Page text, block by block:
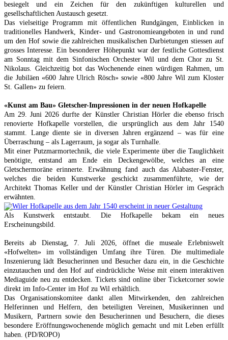
besiegelt und ein Zeichen für den zukünftigen kulturellen und
gesellschaftlichen Austausch gesetzt.
Das vielseitige Programm mit öffentlichen Rundgängen, Einblicken in
traditionelles Handwerk, Kinder- und Gastronomieangeboten in und rund
um den Hof sowie die zahlreichen musikalischen Darbietungen stiessen auf
grosses Interesse. Ein besonderer Höhepunkt war der festliche Gottesdienst
am Sonntag mit dem Sinfonischen Orchester Wil und dem Chor zu St.
Nikolaus. Gleichzeitig bot das Wochenende einen würdigen Rahmen, um
die Jubiläen «600 Jahre Ulrich Rösch» sowie «800 Jahre Wil zum Kloster
St. Gallen» zu feiern.
«Kunst am Bau» Gletscher-Impressionen in der neuen Hofkapelle
Am 29. Juni 2026 durfte der Künstler Christian Hörler die ebenso frisch
renovierte Hofkapelle vorstellen, die ursprünglich aus dem Jahr 1540
stammt. Lange diente sie in diversen Jahren ergänzend – was für eine
Überraschung – als Lagerraum, ja sogar als Turnhalle.
Mit einer Putzmarmortechnik, die viele Experimente über die Tauglichkeit
benötigte, entstand am Ende ein Deckengewölbe, welches an eine
Gletschermoräne erinnerte. Erwähnung fand auch das Alabaster-Fenster,
welches die beiden Kunstwerke geschickt zusammenführte, wie der
Architekt Thomas Keller und der Künstler Christian Hörler im Gespräch
erwähnten.
Als Kunstwerk entstaubt. Die Hofkapelle bekam ein neues
Erscheinungsbild.
Bereits ab Dienstag, 7. Juli 2026, öffnet die museale Erlebniswelt
«Hofwelten» im vollständigen Umfang ihre Türen. Die multimediale
Inszenierung lädt Besucherinnen und Besucher dazu ein, in die Geschichte
einzutauchen und den Hof auf eindrückliche Weise mit einem interaktiven
Mediaguide neu zu entdecken. Tickets sind online über Ticketcorner sowie
direkt im Info-Center im Hof zu Wil erhältlich.
Das Organisationskomitee dankt allen Mitwirkenden, den zahlreichen
Helferinnen und Helfern, den beteiligten Vereinen, Musikerinnen und
Musikern, Partnern sowie den Besucherinnen und Besuchern, die dieses
besondere Eröffnungswochenende möglich gemacht und mit Leben erfüllt
haben. (PD/ROPO)